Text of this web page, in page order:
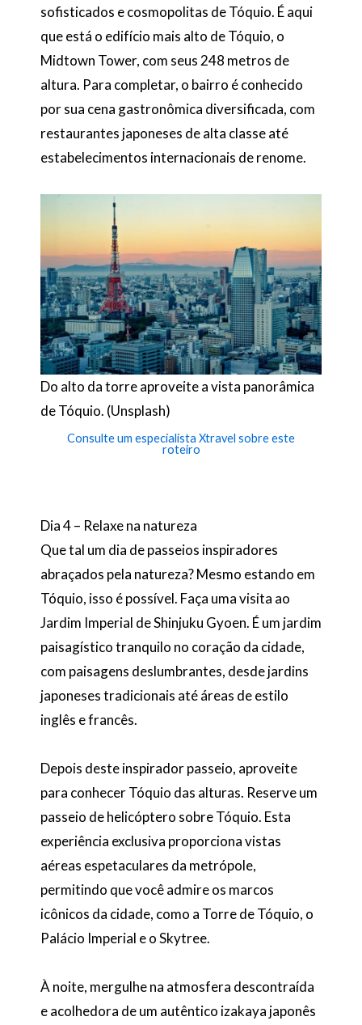
sofisticados e cosmopolitas de Tóquio. É aqui
que está o edifício mais alto de Tóquio, o
Midtown Tower, com seus 248 metros de
altura. Para completar, o bairro é conhecido
por sua cena gastronômica diversificada, com
restaurantes japoneses de alta classe até
estabelecimentos internacionais de renome.
Do alto da torre aproveite a vista panorâmica
de Tóquio. (Unsplash)
Consulte um especialista Xtravel sobre este
roteiro
Dia 4 – Relaxe na natureza
Que tal um dia de passeios inspiradores
abraçados pela natureza? Mesmo estando em
Tóquio, isso é possível. Faça uma visita ao
Jardim Imperial de Shinjuku Gyoen. É um jardim
paisagístico tranquilo no coração da cidade,
com paisagens deslumbrantes, desde jardins
japoneses tradicionais até áreas de estilo
inglês e francês.
Depois deste inspirador passeio, aproveite
para conhecer Tóquio das alturas. Reserve um
passeio de helicóptero sobre Tóquio. Esta
experiência exclusiva proporciona vistas
aéreas espetaculares da metrópole,
permitindo que você admire os marcos
icônicos da cidade, como a Torre de Tóquio, o
Palácio Imperial e o Skytree.
À noite, mergulhe na atmosfera descontraída
e acolhedora de um autêntico izakaya japonês